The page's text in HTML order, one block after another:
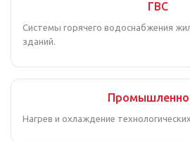
ГВС
Системы горячего водоснабжения
зданий.
Нагрев и охлаждение